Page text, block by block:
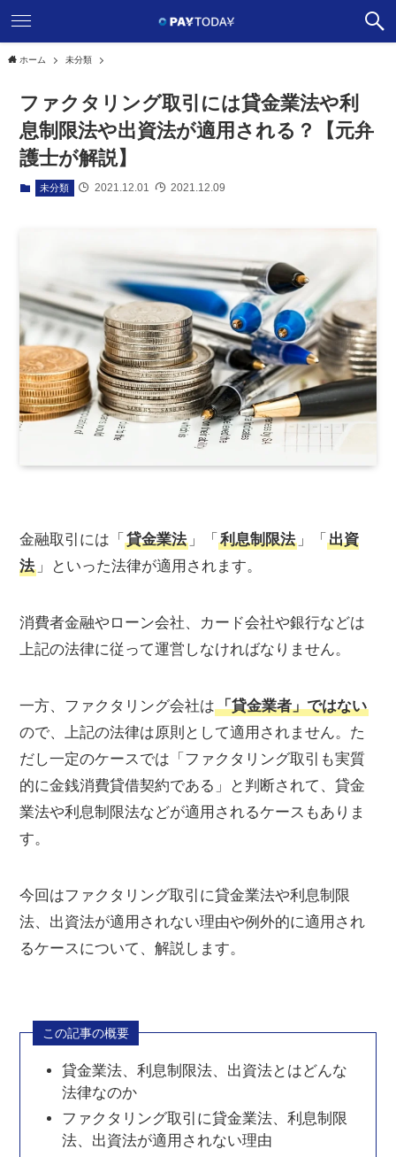
ホーム 未分類
ファクタリング取引には貸金業法や利
息制限法や出資法が適用される？【元弁
護士が解説】
未分類 2021.12.01 2021.12.09
金融取引には「貸金業法 」「利息制限法 」「出資
法 」といった法律が適用されます。
消費者金融やローン会社、カード会社や銀行などは
上記の法律に従って運営しなければなりません。
一方、ファクタリング会社は「貸金業者」ではない
ので、上記の法律は原則として適用されません。た
だし一定のケースでは「ファクタリング取引も実質
的に金銭消費貸借契約である」と判断されて、貸金
業法や利息制限法などが適用されるケースもありま
す。
今回はファクタリング取引に貸金業法や利息制限
法、出資法が適用されない理由や例外的に適用され
るケースについて、解説します。
この記事の概要
貸金業法、利息制限法、出資法とはどんな
法律なのか
ファクタリング取引に貸金業法、利息制限
法、出資法が適用されない理由